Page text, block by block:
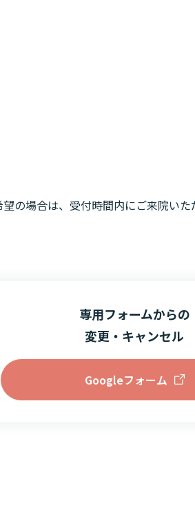
場合は、受付時間内にご来院いた
専用フォームからの
変更・キャンセル
Googleフォーム